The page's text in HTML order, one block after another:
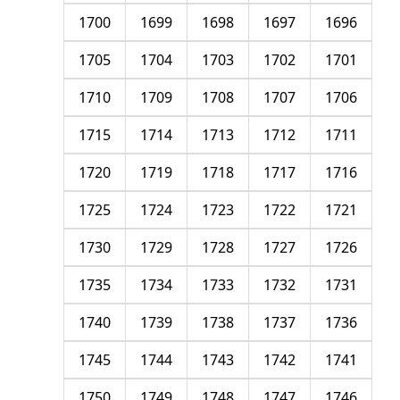
1696
1697
1698
1699
1700
1701
1702
1703
1704
1705
1706
1707
1708
1709
1710
1711
1712
1713
1714
1715
1716
1717
1718
1719
1720
1721
1722
1723
1724
1725
1726
1727
1728
1729
1730
1731
1732
1733
1734
1735
1736
1737
1738
1739
1740
1741
1742
1743
1744
1745